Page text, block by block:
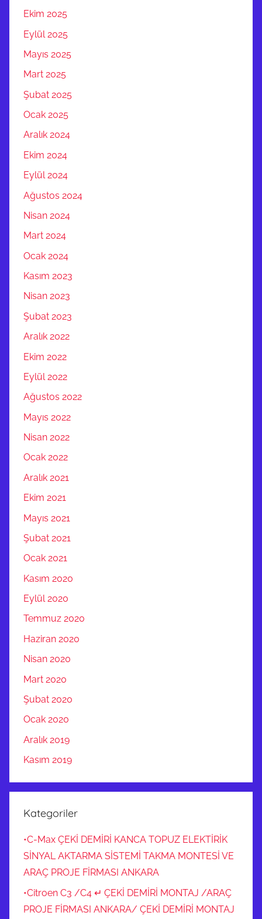
Ekim 2025
Eylül 2025
Mayıs 2025
Mart 2025
Şubat 2025
Ocak 2025
Aralık 2024
Ekim 2024
Eylül 2024
Ağustos 2024
Nisan 2024
Mart 2024
Ocak 2024
Kasım 2023
Nisan 2023
Şubat 2023
Aralık 2022
Ekim 2022
Eylül 2022
Ağustos 2022
Mayıs 2022
Nisan 2022
Ocak 2022
Aralık 2021
Ekim 2021
Mayıs 2021
Şubat 2021
Ocak 2021
Kasım 2020
Eylül 2020
Temmuz 2020
Haziran 2020
Nisan 2020
Mart 2020
Şubat 2020
Ocak 2020
Aralık 2019
Kasım 2019
Kategoriler
•C-Max ÇEKİ DEMİRİ KANCA TOPUZ ELEKTİRİK
SİNYAL AKTARMA SİSTEMİ TAKMA MONTESİ VE
ARAÇ PROJE FİRMASI ANKARA
•Citroen C3 /C4 ↵ ÇEKİ DEMİRİ MONTAJ /ARAÇ
PROJE FİRMASI ANKARA/ ÇEKİ DEMİRİ MONTAJ